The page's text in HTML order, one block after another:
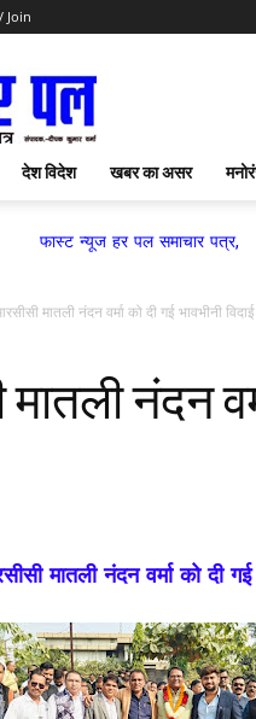
Join
देश विदेश खबर का असर
हर पल समाचार पत्र,
मातली नंदन वर्मा को दी गई भावभीनी विदाई
नंदन
मातली नंदन वर्मा को दी गई